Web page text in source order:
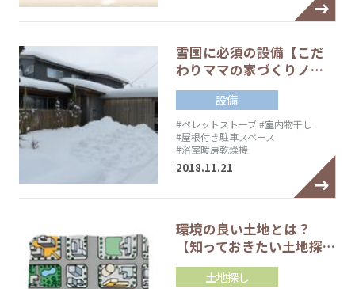
雪国に必須の設備【こだ
わりママの家づくりノ…
設備
#ペレットストーブ#室内物干し
#屋根付き駐車スペース
#浴室暖房乾燥機
2018.11.21
環境の良い土地とは？
【知っておきたい土地探…
土地探し